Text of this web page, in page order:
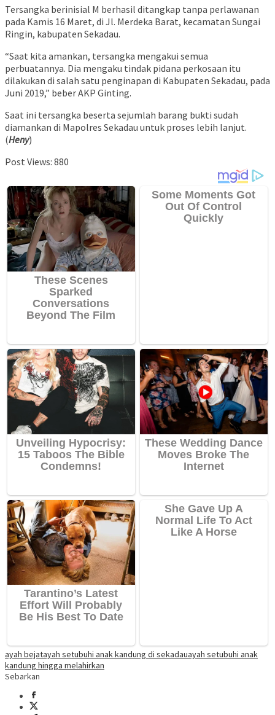
Tersangka berinisial M berhasil ditangkap tanpa perlawanan
pada Kamis 16 Maret, di Jl. Merdeka Barat, kecamatan Sungai
Ringin, kabupaten Sekadau.
“Saat kita amankan, tersangka mengakui semua
perbuatannya. Dia mengaku tindak pidana perkosaan itu
dilakukan di salah satu penginapan di Kabupaten Sekadau, pada
Juni 2019,” beber AKP Ginting.
Saat ini tersangka beserta sejumlah barang bukti sudah
diamankan di Mapolres Sekadau untuk proses lebih lanjut.
(Heny)
Post Views: 880
ayah bejatayah setubuhi anak kandung di sekadauayah setubuhi anak
kandung hingga melahirkan
Sebarkan